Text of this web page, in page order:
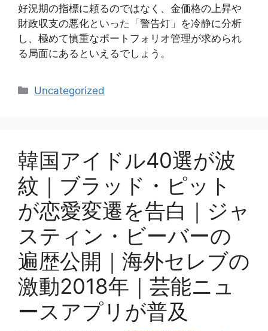
好況期の指標に頼るのではなく、金価格の上昇や
財政収支の悪化といった「警告灯」を冷静に分析
し、極めて慎重なポートフォリオ管理が求められ
る局面にあるといえるでしょう。
Categories
Uncategorized
韓国アイドル40選が波
紋｜ブラッド・ピット
が恋愛変遷を告白｜ジャ
スティン・ビーバーの
遍歴公開｜海外セレブの
激動2018年｜芸能ニュ
ースアプリが普及